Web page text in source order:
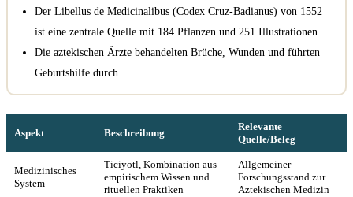
Der Libellus de Medicinalibus (Codex Cruz-Badianus) von 1552
ist eine zentrale Quelle mit 184 Pflanzen und 251 Illustrationen.
Die aztekischen Ärzte behandelten Brüche, Wunden und führten
Geburtshilfe durch.
Aspekt Beschreibung
Relevante
Quelle/Beleg
Medizinisches
System
Ticiyotl, Kombination aus
empirischem Wissen und
rituellen Praktiken
Allgemeiner
Forschungsstand zur
Aztekischen Medizin